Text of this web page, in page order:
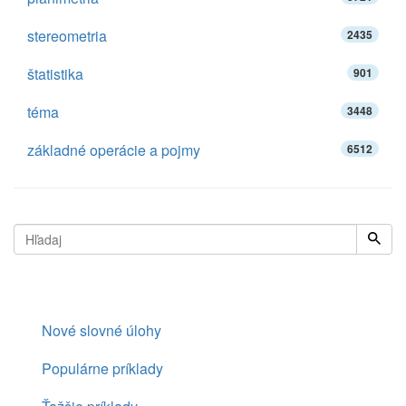
stereometria 2435
štatistika 901
téma 3448
základné operácie a pojmy 6512
Nové slovné úlohy
Populárne príklady